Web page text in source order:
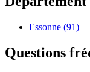
Essonne (91)
Questions